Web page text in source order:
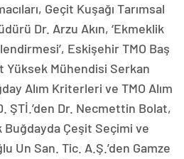
Geçit Kuşağı Tarımsal
Dr. Arzu Akın, ‘Ekmeklik
Eskişehir TMO Baş
Yüksek Mühendisi Serkan
Alım Kriterleri ve TMO Alım
ŞTİ.’den Dr. Necmettin Bolat,
Buğdayda Çeşit Seçimi ve
Un San. Tic. A.Ş.’den Gamze